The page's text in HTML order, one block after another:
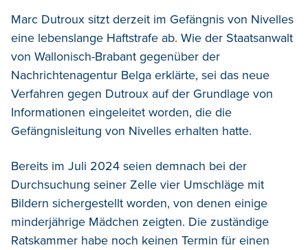
Marc Dutroux sitzt derzeit im Gefängnis von Nivelles
eine lebenslange Haftstrafe ab. Wie der Staatsanwalt
von Wallonisch-Brabant gegenüber der
Nachrichtenagentur Belga erklärte, sei das neue
Verfahren gegen Dutroux auf der Grundlage von
Informationen eingeleitet worden, die die
Gefängnisleitung von Nivelles erhalten hatte.
Bereits im Juli 2024 seien demnach bei der
Durchsuchung seiner Zelle vier Umschläge mit
Bildern sichergestellt worden, von denen einige
minderjährige Mädchen zeigten. Die zuständige
Ratskammer habe noch keinen Termin für einen